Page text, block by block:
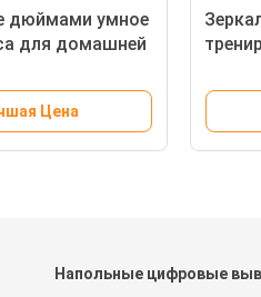
дюймами умное
для домашней
Цена
Напольные цифровые